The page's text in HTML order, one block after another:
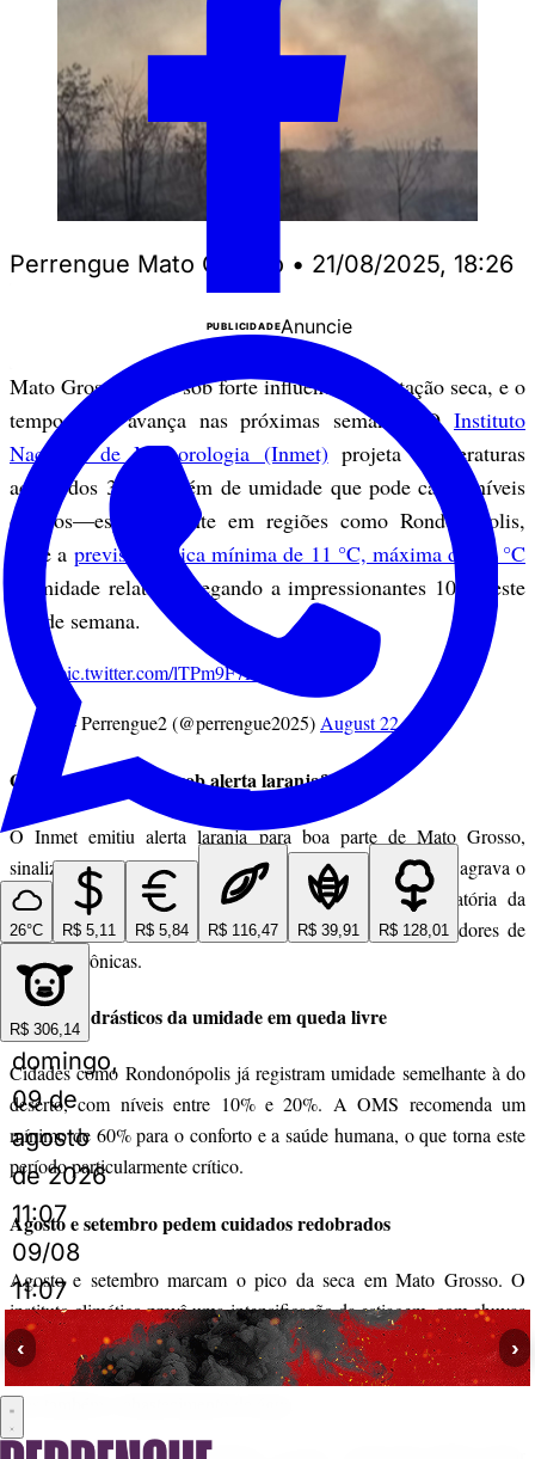
26°C R$ 5,11 R$ 5,84 R$ 116,47 R$ 39,91 R$ 128,01
R$ 306,14
domingo,
09 de
agosto
de 2026
11:07
09/08
11:07
‹ ›
Perrengue Mato Grosso • 21/08/2025, 18:26
PUBLICIDADEAnuncie
Mato Grosso segue sob forte influência da estação seca, e o
tempo seco avança nas próximas semanas. O Instituto
Nacional de Meteorologia (Inmet)projeta temperaturas
acima dos 35 °C, além de umidade que pode cair a níveis
críticos—especialmente em regiões como Rondonópolis,
onde a previsão indica mínima de 11 °C, máxima de 39 °C
e umidade relativa chegando a impressionantes 10% neste
fim de semana.
pic.twitter.com/lTPm9F7RFz
— Perrengue2 (@perrengue2025)August 22, 2025
O que significa estar sob alerta laranja?
O Inmet emitiu alerta laranja para boa parte de Mato Grosso,
sinalizando perigo real devido à secura extrema. O ar seco agrava o
risco de incêndios florestais e prejudica a saúde respiratória da
população — especialmente das crianças, idosos e portadores de
doenças crônicas.
Os efeitos drásticos da umidade em queda livre
Cidades como Rondonópolis já registram umidade semelhante à do
deserto, com níveis entre 10% e 20%. A OMS recomenda um
mínimo de 60% para o conforto e a saúde humana, o que torna este
período particularmente crítico.
Agosto e setembro pedem cuidados redobrados
Agosto e setembro marcam o pico da seca em Mato Grosso. O
instituto climático prevê uma intensificação da estiagem, com chuvas
escassas, aumento das temperaturas e queda contínua da umidade do
solo — cenário que favorece queimadas e prejudica não só a saúde,
mas também o abastecimento de água.